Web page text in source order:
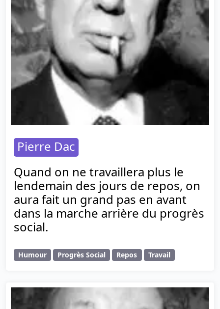
Pierre Dac
Quand on ne travaillera plus le
lendemain des jours de repos, on
aura fait un grand pas en avant
dans la marche arrière du progrès
social.
Humour Progrès Social Repos Travail